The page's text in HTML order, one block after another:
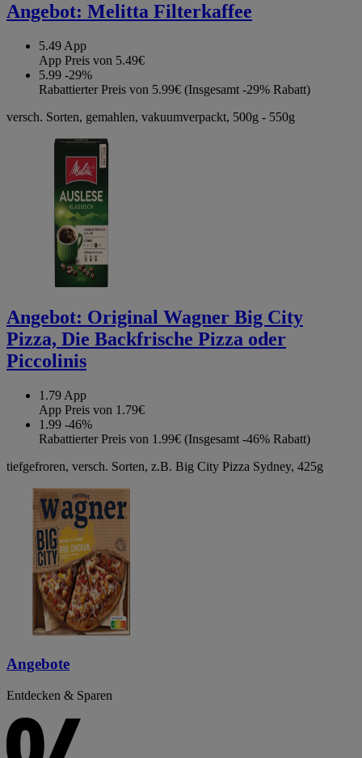
Angebot: Melitta Filterkaffee
5.49 App
App Preis von 5.49€
5.99 -29%
Rabattierter Preis von 5.99€ (Insgesamt -29% Rabatt)
versch. Sorten, gemahlen, vakuumverpackt, 500g - 550g
Angebot: Original Wagner Big City
Pizza, Die Backfrische Pizza oder
Piccolinis
1.79 App
App Preis von 1.79€
1.99 -46%
Rabattierter Preis von 1.99€ (Insgesamt -46% Rabatt)
tiefgefroren, versch. Sorten, z.B. Big City Pizza Sydney, 425g
Angebote
Entdecken & Sparen